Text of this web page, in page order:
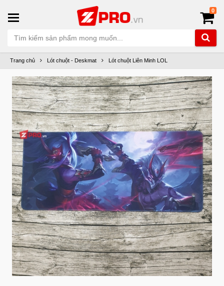
0
Trang chủ Lót chuột - Deskmat Lót chuột Liên Minh LOL